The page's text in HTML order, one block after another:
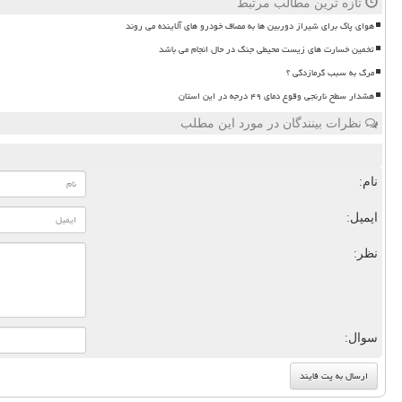
تازه ترین مطالب مرتبط
هوای پاک برای شیراز دوربین ها به مصاف خودرو های آلاینده می روند
تخمین خسارت های زیست محیطی جنگ در حال انجام می باشد
مرگ به سبب گرمازدگی ؟
هشدار سطح نارنجی وقوع دمای ۴۹ درجه در این استان
نظرات بینندگان در مورد این مطلب
نام:
ایمیل:
نظر:
سوال: